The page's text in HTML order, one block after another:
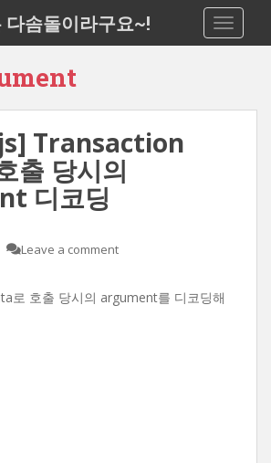
솜돌이라구요~!
Transaction
출 당시의
디코딩
Leave a comment
로 호출 당시의 argument를 디코딩해